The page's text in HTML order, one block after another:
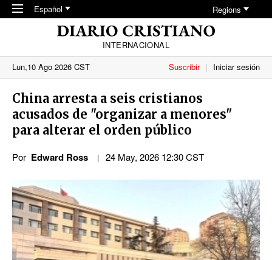
Skip to main content
Español Regions
INTERNACIONAL
Lun,10 Ago 2026 CST
Suscribir Iniciar sesión
China arresta a seis cristianos
acusados de "organizar a menores"
para alterar el orden público
Por Edward Ross 24 May, 2026 12:30 CST